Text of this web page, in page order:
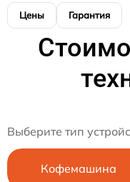
Цены Гарантия
Выберите тип
Кофемашина